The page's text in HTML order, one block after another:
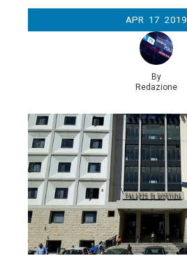
APR 17 2019
By
Redazione